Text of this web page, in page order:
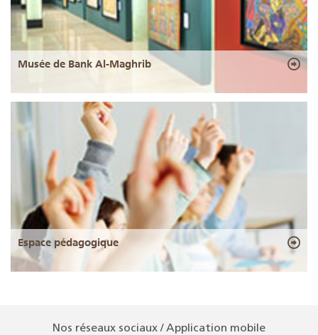
Musée de Bank Al-Maghrib
Espace pédagogique
Nos réseaux sociaux / Application mobile